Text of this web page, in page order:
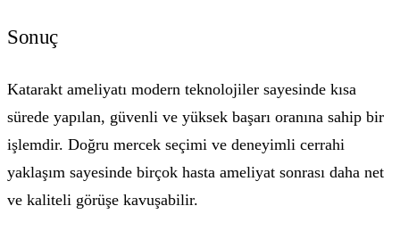
Sonuç
Katarakt ameliyatı modern teknolojiler sayesinde kısa
sürede yapılan, güvenli ve yüksek başarı oranına sahip bir
işlemdir. Doğru mercek seçimi ve deneyimli cerrahi
yaklaşım sayesinde birçok hasta ameliyat sonrası daha net
ve kaliteli görüşe kavuşabilir.